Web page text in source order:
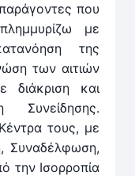
που
με
της
των αιτιών
διάκριση και
Συνείδησης.
τους, με
Συναδέλφωση,
την Ισορροπία